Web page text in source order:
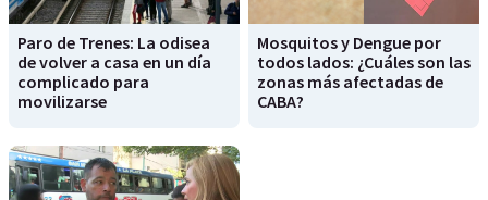
Paro de Trenes: La odisea
de volver a casa en un día
complicado para
movilizarse
Mosquitos y Dengue por
todos lados: ¿Cuáles son las
zonas más afectadas de
CABA?